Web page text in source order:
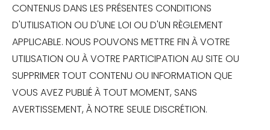
CONTENUS DANS LES PRÉSENTES CONDITIONS
D'UTILISATION OU D'UNE LOI OU D'UN RÈGLEMENT
APPLICABLE. NOUS POUVONS METTRE FIN À VOTRE
UTILISATION OU À VOTRE PARTICIPATION AU SITE OU
SUPPRIMER TOUT CONTENU OU INFORMATION QUE
VOUS AVEZ PUBLIÉ À TOUT MOMENT, SANS
AVERTISSEMENT, À NOTRE SEULE DISCRÉTION.